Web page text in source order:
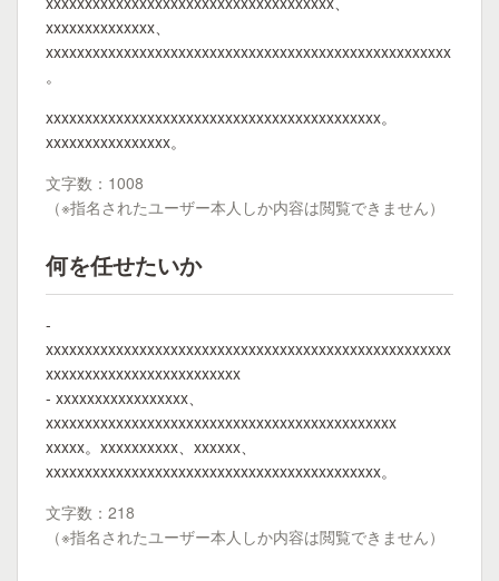
xxxxxxxxxxxxxx、
xxxxxxxxxxxxxxxxxxxxxxxxxxxxxxxxxxxxxxxxxxxxxxxxxxxx
。
xxxxxxxxxxxxxxxxxxxxxxxxxxxxxxxxxxxxxxxxxxx。
xxxxxxxxxxxxxxxx。
文字数：1008
（※指名されたユーザー本人しか内容は閲覧できません）
何を任せたいか
-
xxxxxxxxxxxxxxxxxxxxxxxxxxxxxxxxxxxxxxxxxxxxxxxxxxxx
xxxxxxxxxxxxxxxxxxxxxxxxx
- xxxxxxxxxxxxxxxxx、
xxxxxxxxxxxxxxxxxxxxxxxxxxxxxxxxxxxxxxxxxxxxx
xxxxx。xxxxxxxxxx、xxxxxx、
xxxxxxxxxxxxxxxxxxxxxxxxxxxxxxxxxxxxxxxxxxx。
文字数：218
（※指名されたユーザー本人しか内容は閲覧できません）